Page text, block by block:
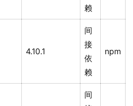
赖
4.10.1
间
接
依
赖
npm
间